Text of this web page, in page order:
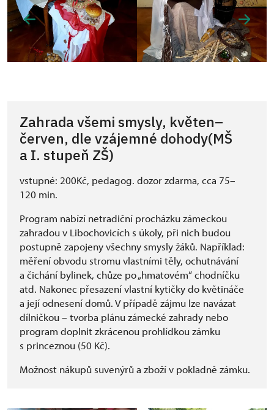
Zahrada všemi smysly, květen–
červen, dle vzájemné dohody(MŠ
a I. stupeň ZŠ)
vstupné: 200Kč, pedagog. dozor zdarma, cca 75–
120 min.
Program nabízí netradiční procházku zámeckou
zahradou v Libochovicích s úkoly, při nich budou
postupně zapojeny všechny smysly žáků. Například:
měření obvodu stromu vlastními těly, ochutnávání
a čichání bylinek, chůze po „hmatovém“ chodníčku
atd. Nakonec přesazení vlastní kytičky do květináče
a její odnesení domů. V případě zájmu lze navázat
dílničkou – tvorba plánu zámecké zahrady nebo
program doplnit zkrácenou prohlídkou zámku
s princeznou (50 Kč).
Možnost nákupů suvenýrů a zboží v pokladně zámku.